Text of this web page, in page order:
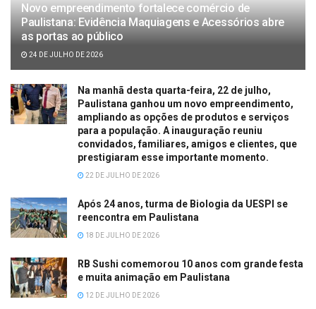
Novo empreendimento fortalece comércio de
Paulistana: Evidência Maquiagens e Acessórios abre
as portas ao público
24 DE JULHO DE 2026
Na manhã desta quarta-feira, 22 de julho,
Paulistana ganhou um novo empreendimento,
ampliando as opções de produtos e serviços
para a população. A inauguração reuniu
convidados, familiares, amigos e clientes, que
prestigiaram esse importante momento.
22 DE JULHO DE 2026
Após 24 anos, turma de Biologia da UESPI se
reencontra em Paulistana
18 DE JULHO DE 2026
RB Sushi comemorou 10 anos com grande festa
e muita animação em Paulistana
12 DE JULHO DE 2026